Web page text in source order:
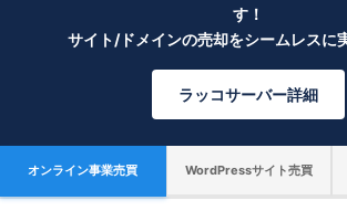
す！
サイト/ドメインの売却をシームレスに
ラッコサーバー詳細
オンライン事業売買 WordPressサイト売買